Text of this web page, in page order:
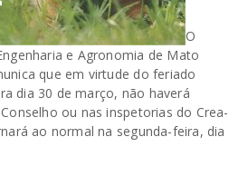
O
e Agronomia de Mato
que em virtude do feriado
dia 30 de março, não haverá
ou nas inspetorias do Crea-
ao normal na segunda-feira, dia